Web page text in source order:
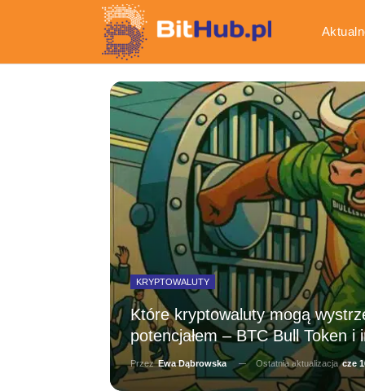
KRYPTOWALUTY
Które kryptowaluty mogą
potencjałem – BTC Bull Token i
PrzezEwa Dąbrowska Ostatnia aktualizacjacze